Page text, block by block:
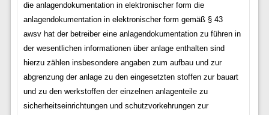
die anlagendokumentation in elektronischer form die
anlagendokumentation in elektronischer form gemäß § 43
awsv hat der betreiber eine anlagendokumentation zu führen in
der wesentlichen informationen über anlage enthalten sind
hierzu zählen insbesondere angaben zum aufbau und zur
abgrenzung der anlage zu den eingesetzten stoffen zur bauart
und zu den werkstoffen der einzelnen anlagenteile zu
sicherheitseinrichtungen und schutzvorkehrungen zur